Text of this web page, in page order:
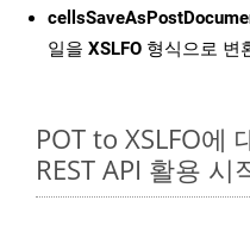
일을 XSLFO 형식으로 변
POT to XSLFO에
REST API 활용 시